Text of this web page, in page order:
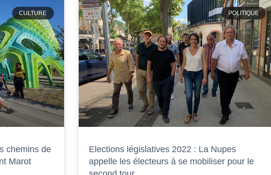
CULTURE
chemins de
Marot
POLITIQUE
Elections législatives 2022 : La Nupes
appelle les électeurs à se mobiliser pour le